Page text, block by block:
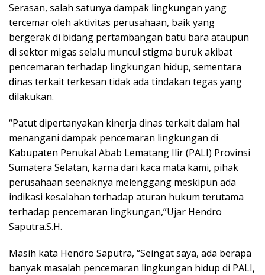
Serasan, salah satunya dampak lingkungan yang
tercemar oleh aktivitas perusahaan, baik yang
bergerak di bidang pertambangan batu bara ataupun
di sektor migas selalu muncul stigma buruk akibat
pencemaran terhadap lingkungan hidup, sementara
dinas terkait terkesan tidak ada tindakan tegas yang
dilakukan.
“Patut dipertanyakan kinerja dinas terkait dalam hal
menangani dampak pencemaran lingkungan di
Kabupaten Penukal Abab Lematang Ilir (PALI) Provinsi
Sumatera Selatan, karna dari kaca mata kami, pihak
perusahaan seenaknya melenggang meskipun ada
indikasi kesalahan terhadap aturan hukum terutama
terhadap pencemaran lingkungan,”Ujar Hendro
Saputra.S.H.
Masih kata Hendro Saputra, “Seingat saya, ada berapa
banyak masalah pencemaran lingkungan hidup di PALI,